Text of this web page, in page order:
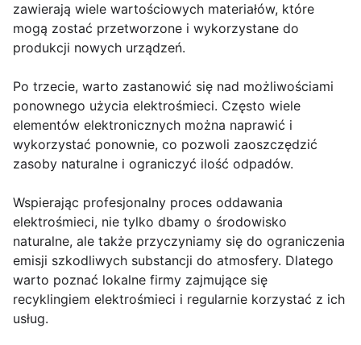
zawierają wiele wartościowych materiałów, które
mogą zostać przetworzone i wykorzystane do
produkcji nowych urządzeń.
Po trzecie, warto zastanowić się nad możliwościami
ponownego użycia elektrośmieci. Często wiele
elementów elektronicznych można naprawić i
wykorzystać ponownie, co pozwoli zaoszczędzić
zasoby naturalne i ograniczyć ilość odpadów.
Wspierając profesjonalny proces oddawania
elektrośmieci, nie tylko dbamy o środowisko
naturalne, ale także przyczyniamy się do ograniczenia
emisji szkodliwych substancji do atmosfery. Dlatego
warto poznać lokalne firmy zajmujące się
recyklingiem elektrośmieci i regularnie korzystać z ich
usług.